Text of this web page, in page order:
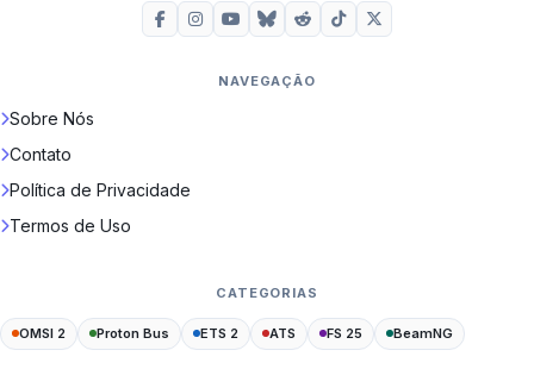
NAVEGAÇÃO
Sobre Nós
Contato
Política de Privacidade
Termos de Uso
CATEGORIAS
OMSI 2 Proton Bus ETS 2 ATS FS 25 BeamNG